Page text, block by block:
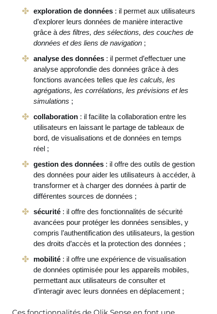
exploration de données : il permet aux utilisateurs
d’explorer leurs données de manière interactive
grâce à des filtres, des sélections, des couches de
données et des liens de navigation ;
analyse des données : il permet d’effectuer une
analyse approfondie des données grâce à des
fonctions avancées telles que les calculs, les
agrégations, les corrélations, les prévisions et les
simulations ;
collaboration : il facilite la collaboration entre les
utilisateurs en laissant le partage de tableaux de
bord, de visualisations et de données en temps
réel ;
gestion des données : il offre des outils de gestion
des données pour aider les utilisateurs à accéder, à
transformer et à charger des données à partir de
différentes sources de données ;
sécurité : il offre des fonctionnalités de sécurité
avancées pour protéger les données sensibles, y
compris l’authentification des utilisateurs, la gestion
des droits d’accès et la protection des données ;
mobilité : il offre une expérience de visualisation
de données optimisée pour les appareils mobiles,
permettant aux utilisateurs de consulter et
d’interagir avec leurs données en déplacement ;